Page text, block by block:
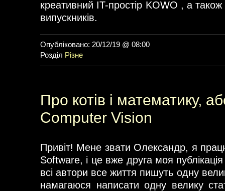
креативний IT-простір KOWO , а також
випускників.
Опубліковано: 20/12/19 @ 08:00
Розділ Різне
Про котів і математику,
Computer Vision
Привіт! Мене звати Олександр, я
Software, і це вже друга моя
всі автори все життя пишуть одну
намагаюся написати одну велику